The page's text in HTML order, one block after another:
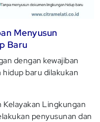
Menyusun
Baru
dengan kewajiban
baru dilakukan
Lingkungan
penyusunan dan